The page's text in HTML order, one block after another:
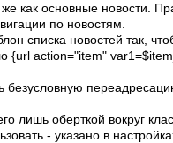
как основные новости.
по новостям.
списка новостей так,
{url action="item"
безусловную
лишь оберткой вокруг
- указано в